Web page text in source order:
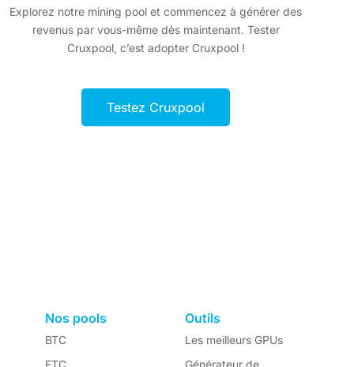
Explorez notre mining pool et commencez à générer des
revenus par vous-même dès maintenant. Tester
Cruxpool, c’est adopter Cruxpool !
Testez Cruxpool
Nos pools
BTC
ETC
Outils
Les meilleurs GPUs
Générateur de